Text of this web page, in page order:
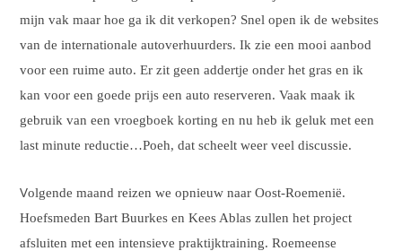
mijn vak maar hoe ga ik dit verkopen? Snel open ik de websites
van de internationale autoverhuurders. Ik zie een mooi aanbod
voor een ruime auto. Er zit geen addertje onder het gras en ik
kan voor een goede prijs een auto reserveren. Vaak maak ik
gebruik van een vroegboek korting en nu heb ik geluk met een
last minute reductie…Poeh, dat scheelt weer veel discussie.
Volgende maand reizen we opnieuw naar Oost-Roemenië.
Hoefsmeden Bart Buurkes en Kees Ablas zullen het project
afsluiten met een intensieve praktijktraining. Roemeense